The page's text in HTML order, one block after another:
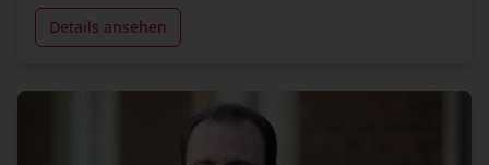
Details ansehen